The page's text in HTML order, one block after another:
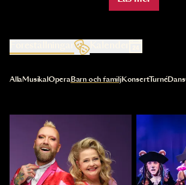
Kalender
Val av kategori uppdaterar innehållet automatiskt
AllaMusikal OperaBarn och familjKonsertTurnéDans